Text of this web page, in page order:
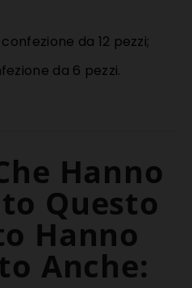
da 12 pezzi;
da 6 pezzi.
Hanno
Questo
Hanno
Anche: